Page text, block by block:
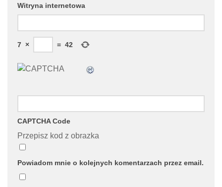
Witryna internetowa
7 × = 42
CAPTCHA Code
Przepisz kod z obrazka
Powiadom mnie o kolejnych komentarzach przez email.